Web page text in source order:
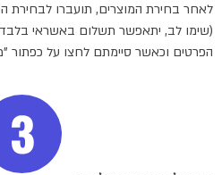
לאחר בחירת המוצרים, תועברו לבחירת
(שימו לב, יתאפשר תשלום באשראי
הפרטים וכאשר סיימתם לחצו על כפתור